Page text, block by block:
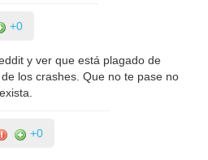
+0
y ver que está plagado de
los crashes. Que no te pase no
+0